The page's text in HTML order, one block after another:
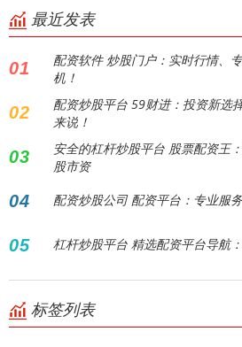
最近发表
01
配资软件 炒股门户：实时行情、
机！
02
配资炒股平台 59财进：投资新选
来说！
03
安全的杠杆炒股平台 股票配资王
股市资
04 配资炒股公司 配资平台：专业服
05 杠杆炒股平台 精选配资平台导航
标签列表